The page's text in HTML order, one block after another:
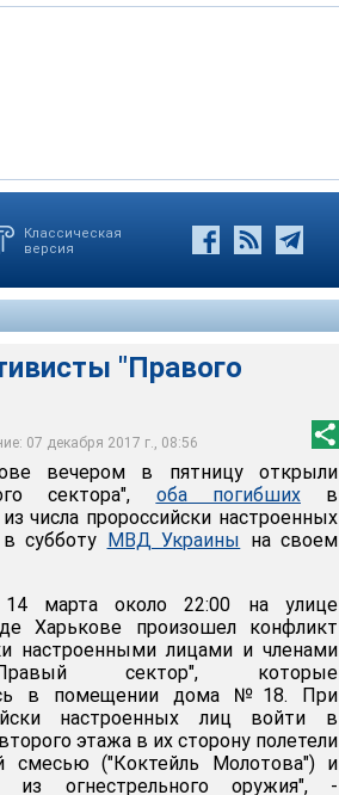
Классическая
версия
"Правого
07 декабря 2017 г., 08:56
"Правого сектора", оба
настроенных граждан
в городе Харькове
лицами и членами
в помещении дома
"умышленное убийство",
сотрудника
вечером в пятницу открыли
сектора", оба погибшихв
числа пророссийски настроенных
субботу МВД Украины на своем
14 марта около 22:00 на улице
Харькове произошел конфликт
настроенными лицами и членами
сектор", которые
в помещении дома №18. При
настроенных лиц войти в
этажа в их сторону полетели
смесью ("Коктейль Молотова") и
из огнестрельного оружия", -